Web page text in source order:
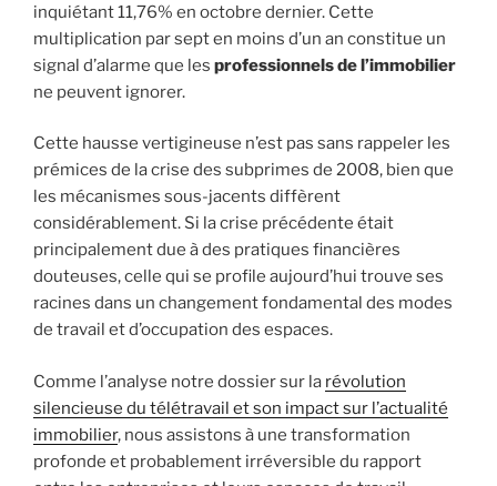
inquiétant 11,76% en octobre dernier. Cette
multiplication par sept en moins d’un an constitue un
signal d’alarme que les professionnels de l’immobilier
ne peuvent ignorer.
Cette hausse vertigineuse n’est pas sans rappeler les
prémices de la crise des subprimes de 2008, bien que
les mécanismes sous-jacents diffèrent
considérablement. Si la crise précédente était
principalement due à des pratiques financières
douteuses, celle qui se profile aujourd’hui trouve ses
racines dans un changement fondamental des modes
de travail et d’occupation des espaces.
Comme l’analyse notre dossier sur la révolution
silencieuse du télétravail et son impact sur l’actualité
immobilier, nous assistons à une transformation
profonde et probablement irréversible du rapport